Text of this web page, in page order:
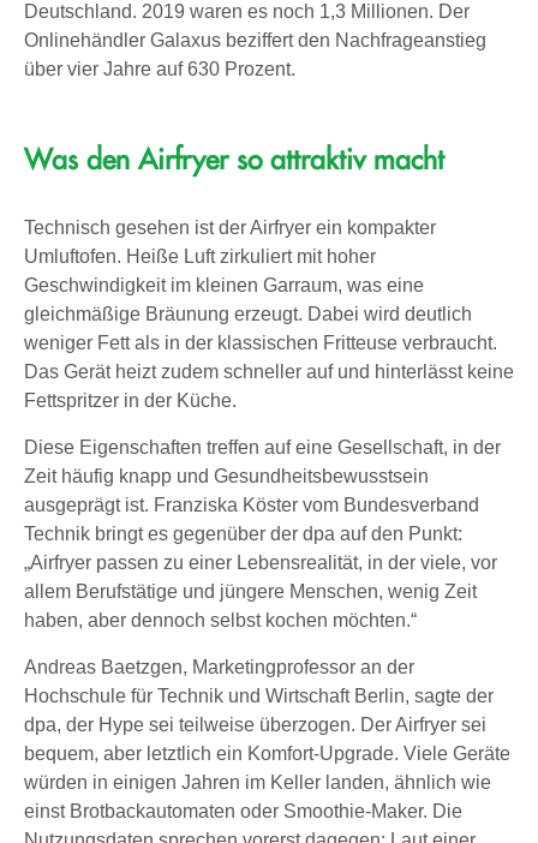
Deutschland. 2019 waren es noch 1,3 Millionen. Der
Onlinehändler Galaxus beziffert den Nachfrageanstieg
über vier Jahre auf 630 Prozent.
Was den Airfryer so attraktiv macht
Technisch gesehen ist der Airfryer ein kompakter
Umluftofen. Heiße Luft zirkuliert mit hoher
Geschwindigkeit im kleinen Garraum, was eine
gleichmäßige Bräunung erzeugt. Dabei wird deutlich
weniger Fett als in der klassischen Fritteuse verbraucht.
Das Gerät heizt zudem schneller auf und hinterlässt keine
Fettspritzer in der Küche.
Diese Eigenschaften treffen auf eine Gesellschaft, in der
Zeit häufig knapp und Gesundheitsbewusstsein
ausgeprägt ist. Franziska Köster vom Bundesverband
Technik bringt es gegenüber der dpa auf den Punkt:
„Airfryer passen zu einer Lebensrealität, in der viele, vor
allem Berufstätige und jüngere Menschen, wenig Zeit
haben, aber dennoch selbst kochen möchten.“
Andreas Baetzgen, Marketingprofessor an der
Hochschule für Technik und Wirtschaft Berlin, sagte der
dpa, der Hype sei teilweise überzogen. Der Airfryer sei
bequem, aber letztlich ein Komfort-Upgrade. Viele Geräte
würden in einigen Jahren im Keller landen, ähnlich wie
einst Brotbackautomaten oder Smoothie-Maker. Die